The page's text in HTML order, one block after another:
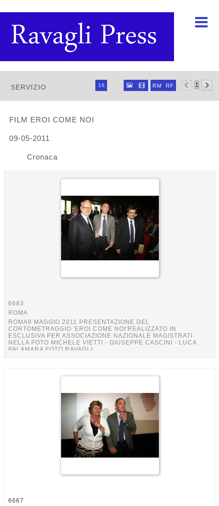
Ravagli foto rava

SERVIZIO 16   RM RF
FILM EROI COME NOI
09-05-2011
Cronaca
6683
ROMA
ROMA9 MAGGIO 2011 PRESENTAZIONE DEL
CORTOMETRAGGIO 'EROI COME NOI'REALIZZATO IN
ESCLUSIVA PER ASSOCIAZIONE NAZIONALE MAGISTRATI
NELLA FOTO MICHELE VIETTI - GIUSEPPE CASCINI - LUCA
PALAMARA FOTO RAVAGLI
6667